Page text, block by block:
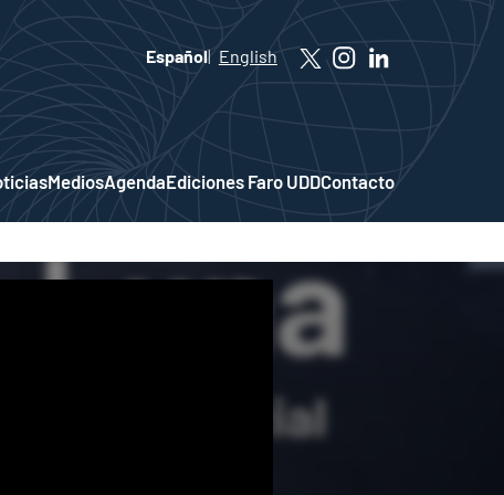
Español English
MediosAgendaEdiciones Faro UDDContacto